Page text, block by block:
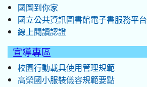
國圖到你家
國立公共資訊圖書館電子書服務平台
線上閱讀認證
宣導專區
校園行動載具使用管理規範
高榮國小服裝儀容規範要點